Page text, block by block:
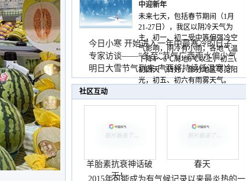
中迎新年
未来七天，包括春节期间（1月
21-27日），我区以阴冷天气为
主，初一、初二受中等偏强冷空
气影响，阴冷有小雨，各地气温
下降4～6℃局地8℃以上，初三、
初四天气转好，部分地区可见阳
光，初五、初六有雨雾天气。
今日小寒 开始进入一年中最寒冷的日子
专家访谈——“冬至”节气广西雨水偏少气
温低
明日大雪节气到来 广西将持续低温寒冷
天气
社区互动
羊胎素抗衰神话破
灭！
春天
2015年可能成为有气候记录以来最炎热的一